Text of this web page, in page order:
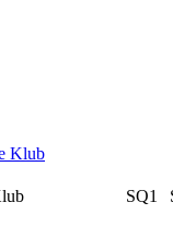
Klub
SQ1